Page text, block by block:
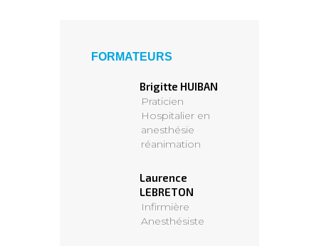
FORMATEURS
Brigitte HUIBAN
Praticien
Hospitalier en
anesthésie
réanimation
Laurence
LEBRETON
Infirmière
Anesthésiste